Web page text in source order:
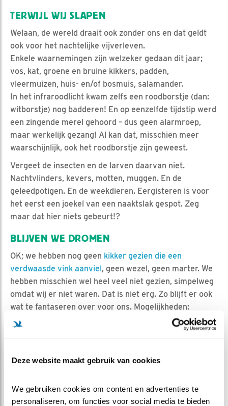
Deze website maakt gebruik van cookies
We gebruiken cookies om content en advertenties te
personaliseren, om functies voor social media te bieden
TERWIJL WIJ SLAPEN
Welaan, de wereld draait ook zonder ons en dat geldt
ook voor het nachtelijke vijverleven.
Enkele waarnemingen zijn welzeker gedaan dit jaar;
vos, kat, groene en bruine kikkers, padden,
vleermuizen, huis- en/of bosmuis, salamander.
In het infraroodlicht kwam zelfs een roodborstje (dan:
witborstje) nog badderen! En op eenzelfde tijdstip werd
een zingende merel gehoord – dus geen alarmroep,
maar werkelijk gezang! Al kan dat, misschien meer
waarschijnlijk, ook het roodborstje zijn geweest.
Vergeet de insecten en de larven daarvan niet.
Nachtvlinders, kevers, motten, muggen. En de
geleedpotigen. En de weekdieren. Eergisteren is voor
het eerst een joekel van een naaktslak gespot. Zeg
maar dat hier niets gebeurt!?
BLIJVEN WE DROMEN
OK; we hebben nog geen kikker gezien die een
verdwaasde vink aanviel, geen wezel, geen marter. We
hebben misschien wel heel veel niet gezien, simpelweg
omdat wij er niet waren. Dat is niet erg. Zo blijft er ook
wat te fantaseren over voor ons. Mogelijkheden:
dassen, ratten, verschillende uilensoorten, zwijntjes,
reeën en stel je voor, de ultieme nieuwe nachtsoort van
Veluwse stuwwal: de wolf!